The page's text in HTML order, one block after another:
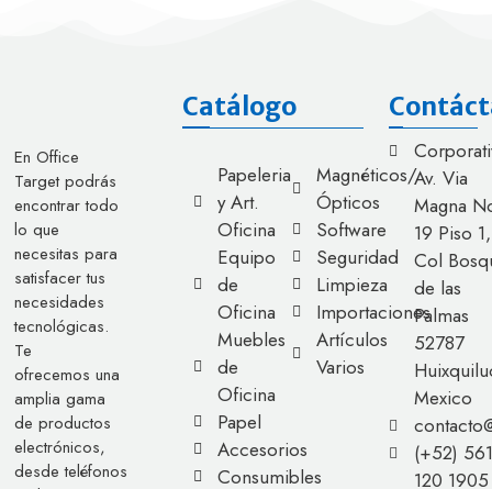
En Office
Target podrás
encontrar todo
lo que
necesitas para
satisfacer tus
necesidades
tecnológicas.
Te
ofrecemos una
amplia gama
de productos
electrónicos,
desde teléfonos
Catálogo
Papeleria
y Art.
Oficina
Equipo
de
Oficina
Muebles
de
Oficina
Papel
Accesorios
Consumibles
Magnéticos/
Ópticos
Software
Seguridad
Limpieza
Importaciones
Artículos
Varios
Av. Via
Magna
19 Piso 1,
Col
de las
Palmas
52787
Mexico
(+52) 561
120 1905